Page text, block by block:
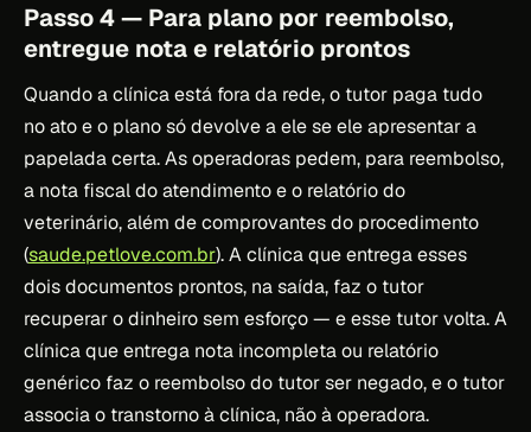
Passo 4 — Para plano por reembolso,
entregue nota e relatório prontos
Quando a clínica está fora da rede, o tutor paga tudo
no ato e o plano só devolve a ele se ele apresentar a
papelada certa. As operadoras pedem, para reembolso,
a nota fiscal do atendimento e o relatório do
veterinário, além de comprovantes do procedimento
(saude.petlove.com.br). A clínica que entrega esses
dois documentos prontos, na saída, faz o tutor
recuperar o dinheiro sem esforço — e esse tutor volta. A
clínica que entrega nota incompleta ou relatório
genérico faz o reembolso do tutor ser negado, e o tutor
associa o transtorno à clínica, não à operadora.